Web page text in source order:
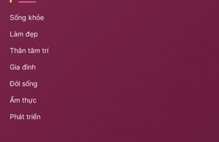
Sống khỏe
Làm đẹp
Thân tâm trí
Gia đình
Đời sống
Ẩm thực
Phát triển